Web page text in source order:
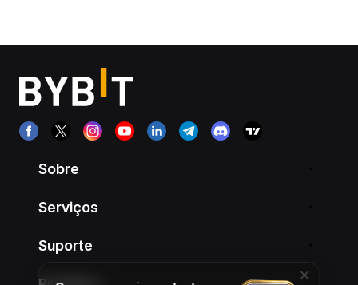
Sobre
Serviços
Suporte